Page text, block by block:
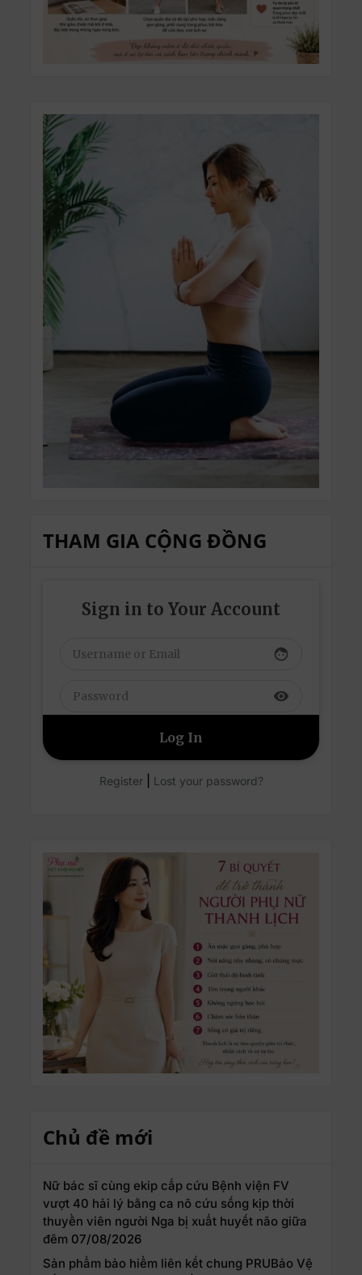
THAM GIA CỘNG ĐỒNG
Sign in to Your Account
face
visibility
Register| Lost your password?
Chủ đề mới
Nữ bác sĩ cùng ekip cấp cứu Bệnh viện FV
vượt 40 hải lý bằng ca nô cứu sống kịp thời
thuyền viên người Nga bị xuất huyết não giữa
đêm 07/08/2026
Sản phẩm bảo hiểm liên kết chung PRUBảo Vệ